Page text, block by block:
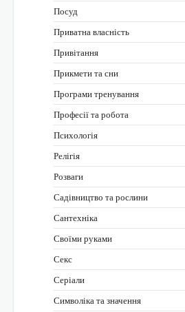
Посуд
Приватна власність
Привітання
Прикмети та сни
Програми тренування
Професії та робота
Психологія
Релігія
Розваги
Садівництво та рослини
Сантехніка
Своїми руками
Секс
Серіали
Символіка та значення